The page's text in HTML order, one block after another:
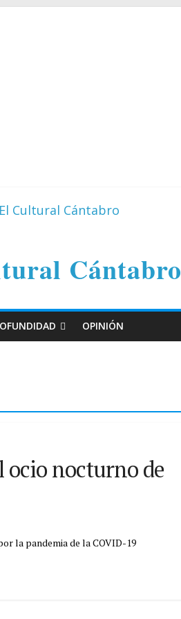
Cántabro
OPINIÓN
ocio nocturno de
la pandemia de la COVID-19